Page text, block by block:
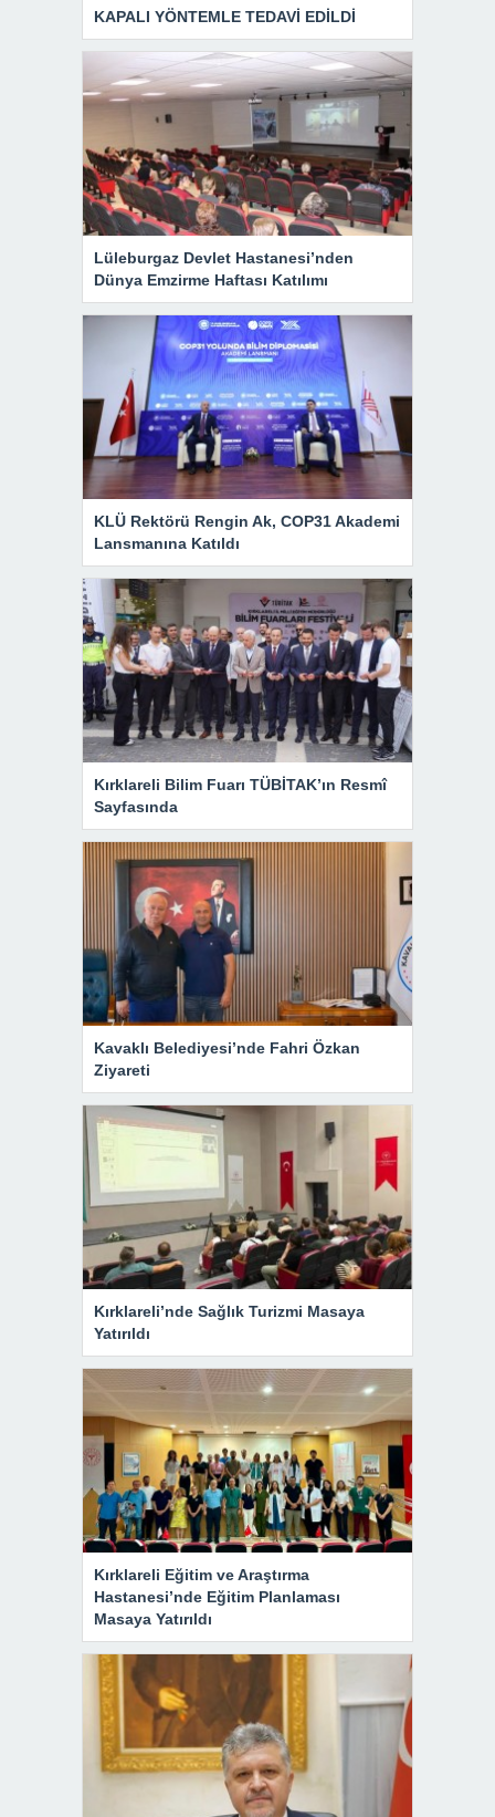
KAPALI YÖNTEMLE TEDAVİ EDİLDİ
Lüleburgaz Devlet Hastanesi’nden
Dünya Emzirme Haftası Katılımı
KLÜ Rektörü Rengin Ak, COP31 Akademi
Lansmanına Katıldı
Kırklareli Bilim Fuarı TÜBİTAK’ın Resmî
Sayfasında
Kavaklı Belediyesi’nde Fahri Özkan
Ziyareti
Kırklareli’nde Sağlık Turizmi Masaya
Yatırıldı
Kırklareli Eğitim ve Araştırma
Hastanesi’nde Eğitim Planlaması
Masaya Yatırıldı